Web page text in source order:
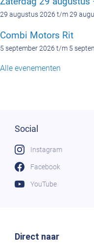
29 augustus 2026 t/m 29
Combi Motors Rit
5 september 2026 t/m 5
Alle evenementen
Direct naar
Social
Instagram
Facebook
YouTube